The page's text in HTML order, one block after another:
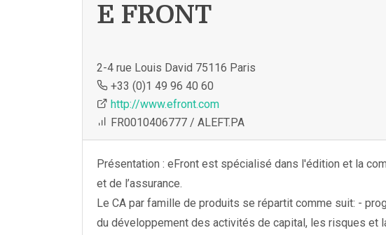
E FRONT
2-4 rue Louis David 75116 Paris
+33 (0)1 49 96 40 60
http://www.efront.com
FR0010406777 / ALEFT.PA
Présentation : eFront est spécialisé dans l'édition et la
et de l’assurance.
Le CA par famille de produits se répartit comme suit: -
du développement des activités de capital, les risques